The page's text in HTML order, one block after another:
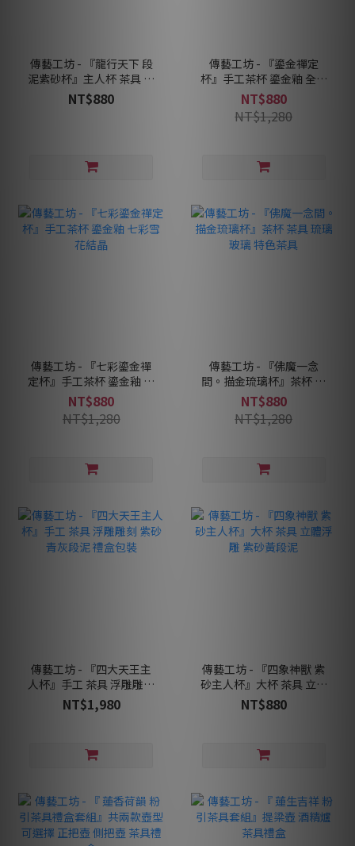
傳藝工坊 - 『龍行天下 段
泥紫砂杯』主人杯 茶具 立
體浮雕 紫砂黃段泥
NT$880
傳藝工坊 - 『鎏金禪定
杯』手工茶杯 鎏金釉 全金
色 雪花結晶
NT$880
NT$1,280
傳藝工坊 - 『七彩鎏金禪
定杯』手工茶杯 鎏金釉 七
彩雪花結晶
NT$880
NT$1,280
傳藝工坊 - 『佛魔一念
間。描金琉璃杯』茶杯 茶
具 琉璃 玻璃 特色茶具
NT$880
NT$1,280
傳藝工坊 - 『四大天王主
人杯』手工 茶具 浮雕雕刻
紫砂青灰段泥 禮盒包裝
NT$1,980
傳藝工坊 - 『四象神獸 紫
砂主人杯』大杯 茶具 立體
浮雕 紫砂黃段泥
NT$880